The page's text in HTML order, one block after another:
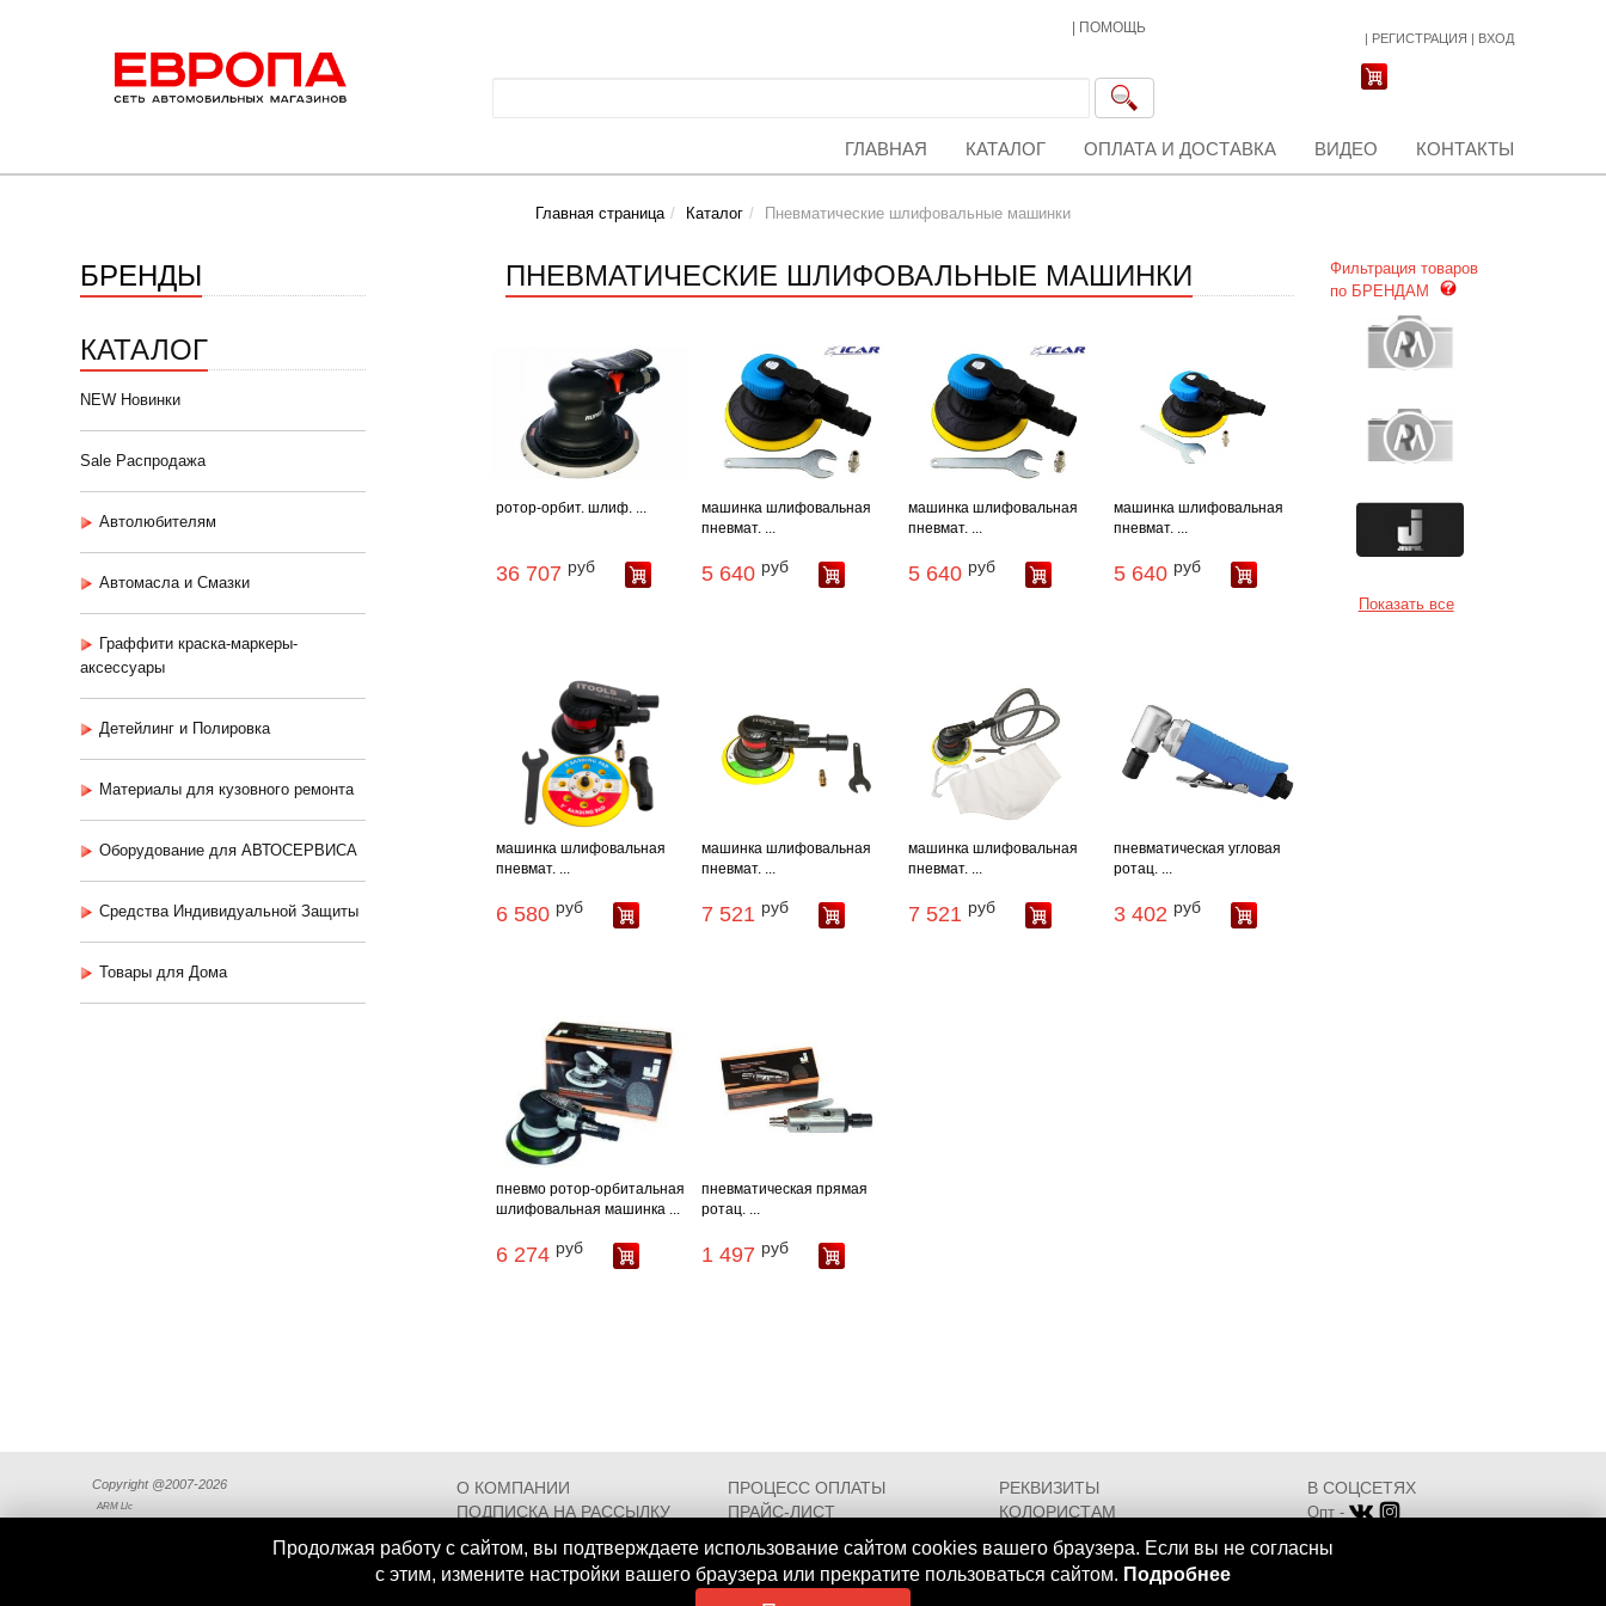
ПОМОЩЬ
| РЕГИСТРАЦИЯ | ВХОД
ГЛАВНАЯ КАТАЛОГ ОПЛАТА И ДОСТАВКА ВИДЕО КОНТАКТЫ
Главная страница Каталог Пневматические шлифовальные машинки
БРЕНДЫ
КАТАЛОГ
NEW Новинки
Sale Распродажа
Автолюбителям
Автомасла и Смазки
Граффити краска-маркеры-
аксессуары
Детейлинг и Полировка
Материалы для кузовного ремонта
Оборудование для АВТОСЕРВИСА
Средства Индивидуальной Защиты
Товары для Дома
ПНЕВМАТИЧЕСКИЕ ШЛИФОВАЛЬНЫЕ МАШИНКИ
ротор-орбит. шлиф. ...
36 707 руб
машинка шлифовальная
пневмат. ...
5 640 руб
машинка шлифовальная
пневмат. ...
5 640 руб
машинка шлифовальная
пневмат. ...
5 640 руб
машинка шлифовальная
пневмат. ...
6 580 руб
машинка шлифовальная
пневмат. ...
7 521 руб
машинка шлифовальная
пневмат. ...
7 521 руб
пневматическая угловая
ротац. ...
3 402 руб
пневмо ротор-орбитальная
шлифовальная машинка ...
6 274 руб
пневматическая прямая
ротац. ...
1 497 руб
Фильтрация товаров
по БРЕНДАМ
Показать все
Продолжая работу с сайтом, вы подтверждаете использование сайтом cookies вашего браузера. Если вы не согласны
с этим, измените настройки вашего браузера или прекратите пользоваться сайтом. Подробнее
Copyright @2007-2026
ARM Llc
О КОМПАНИИ ПРОЦЕСС ОПЛАТЫ
РЕКВИЗИТЫ
ПОДПИСКА НА РАССЫЛКУ
ПРАЙС-ЛИСТ
КОЛОРИСТАМ
СХЕМА ПРОЕЗДА
В СОЦСЕТЯХ
Опт -